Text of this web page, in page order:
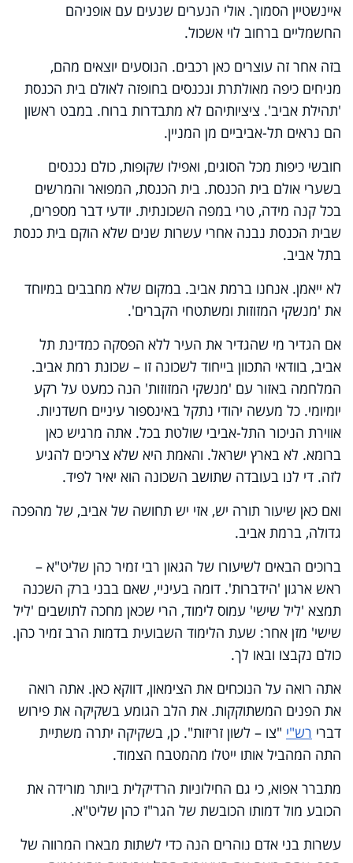
איינשטיין הסמוך. אולי הנערים שנעים עם אופניהם
החשמליים ברחוב לוי אשכול.
בזה אחר זה עוצרים כאן רכבים. הנוסעים יוצאים מהם,
מניחים כיפה מאולתרת ונכנסים בחופזה לאולם בית הכנסת
'תהילת אביב'. ציציותיהם לא מתבדרות ברוח. במבט ראשון
הם נראים תל-אביביים מן המניין.
חובשי כיפות מכל הסוגים, ואפילו שקופות, כולם נכנסים
בשערי אולם בית הכנסת. בית הכנסת, המפואר והמרשים
בכל קנה מידה, טרי במפה השכונתית. יודעי דבר מספרים,
שבית הכנסת נבנה אחרי עשרות שנים שלא הוקם בית כנסת
בתל אביב.
לא ייאמן. אנחנו ברמת אביב. במקום שלא מחבבים במיוחד
את 'מנשקי המזוזות ומשתטחי הקברים'.
אם הגדיר מי שהגדיר את העיר ללא הפסקה כמדינת תל
אביב, בוודאי התכוון בייחוד לשכונה זו – שכונת רמת אביב.
המלחמה באזור עם 'מנשקי המזוזות' הנה כמעט על רקע
יומיומי. כל מעשה יהודי נתקל באינספור עיניים חשדניות.
אווירת הניכור התל-אביבי שולטת בכל. אתה מרגיש כאן
ברומא. לא בארץ ישראל. והאמת היא שלא צריכים להגיע
לזה. די לנו בעובדה שתושב השכונה הוא יאיר לפיד.
ואם כאן שיעור תורה יש, אזי יש תחושה של אביב, של מהפכה
גדולה, ברמת אביב.
ברוכים הבאים לשיעורו של הגאון רבי זמיר כהן שליט"א –
ראש ארגון 'הידברות'. דומה בעיניי, שאם בבני ברק השכנה
תמצא 'ליל שישי' עמוס לימוד, הרי שכאן מחכה לתושבים 'ליל
שישי' מזן אחר: שעת הלימוד השבועית בדמות הרב זמיר כהן.
כולם נקבצו ובאו לך.
אתה רואה על הנוכחים את הצימאון, דווקא כאן. אתה רואה
את הפנים המשתוקקות. את הלב הגומע בשקיקה את פירוש
דברי רש"י "צו – לשון זריזות". כן, בשקיקה יתרה משתיית
התה המהביל אותו ייטלו מהמטבח הצמוד.
מתברר אפוא, כי גם החילוניות הרדיקלית ביותר מורידה את
הכובע מול דמותו הכובשת של הגר"ז כהן שליט"א.
עשרות בני אדם נוהרים הנה כדי לשתות מבארו המרווה של